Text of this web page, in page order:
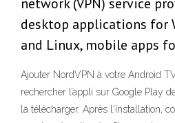
desktop applications for
and Linux, mobile apps
Ajouter NordVPN à votre Android
rechercher l’appli sur Google Play
la télécharger. Après l'installation,